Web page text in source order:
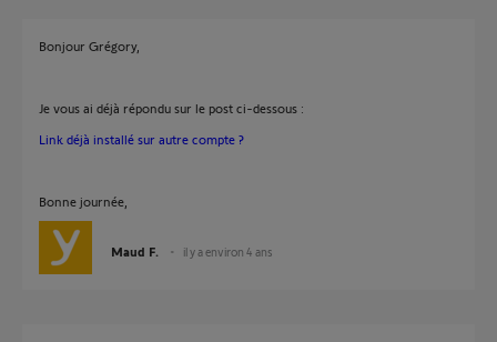
Bonjour Grégory,
Je vous ai déjà répondu sur le post ci-dessous :
Link déjà installé sur autre compte ?
Bonne journée,
Maud F. il y a environ 4 ans